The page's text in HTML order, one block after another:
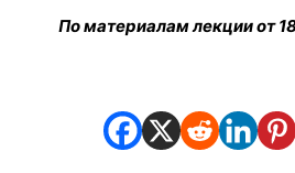
По материалам лекции от